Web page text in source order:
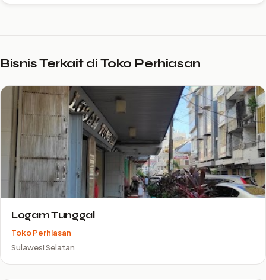
Bisnis Terkait di Toko Perhiasan
Logam Tunggal
Toko Perhiasan
Sulawesi Selatan